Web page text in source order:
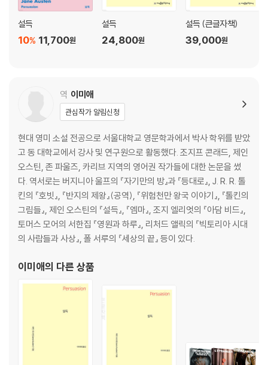
설득
11,700원
10%
설득
24,800원
설득 (큰글자책)
39,000원
역 이미애
관심작가 알림신청
현대 영미 소설 전공으로 서울대학교 영문학과에서 박사 학위를 받았
고 동 대학교에서 강사 및 연구원으로 활동했다. 조지프 콘래드, 제인
오스틴, 존 파울즈, 카리브 지역의 영어권 작가들에 대한 논문을 썼
다. 역서로는 버지니아 울프의 『자기만의 방』과 『등대로』, J. R. R. 톨
킨의 『호빗』, 『반지의 제왕』(공역), 『위험천만 왕국 이야기』, 『톨킨의
그림들』, 제인 오스틴의 『설득』, 『엠마』, 조지 엘리엇의 『아담 비드』,
토머스 모어의 서한집 『영원과 하루』, 리처드 앨릭의 『빅토리아 시대
의 사람들과 사상』, 폴 서루의 『세상의 끝』 등이 있다.
이미애의 다른 상품